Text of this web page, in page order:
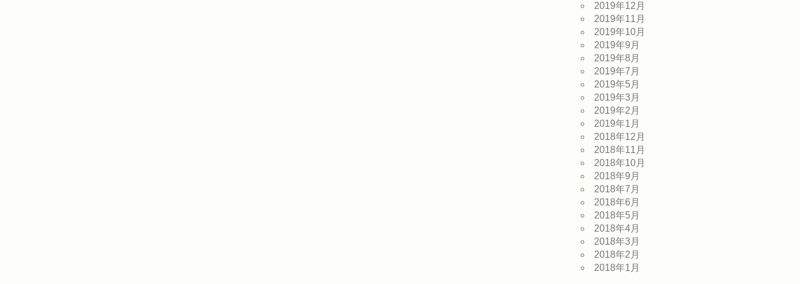
2019年12月
2019年11月
2019年10月
2019年9月
2019年8月
2019年7月
2019年5月
2019年3月
2019年2月
2019年1月
2018年12月
2018年11月
2018年10月
2018年9月
2018年7月
2018年6月
2018年5月
2018年4月
2018年3月
2018年2月
2018年1月